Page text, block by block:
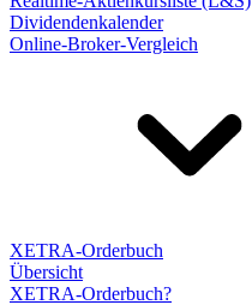
Dividendenkalender
Online-Broker-Vergleich
XETRA-Orderbuch
Übersicht
XETRA-Orderbuch?